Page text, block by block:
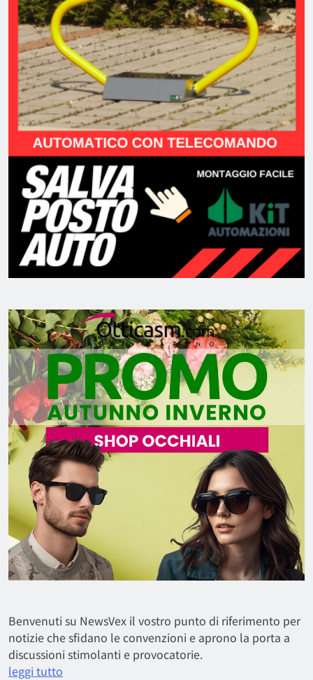
Benvenuti su NewsVex il vostro punto di riferimento per
notizie che sfidano le convenzioni e aprono la porta a
discussioni stimolanti e provocatorie.
leggi tutto